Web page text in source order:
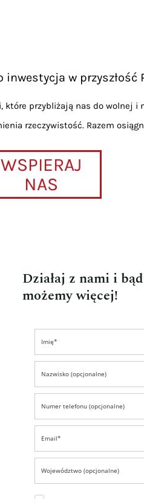
inwestycja w przyszłość
przybliżają nas do wolnej i
rzeczywistość. Razem
WSPIERAJ
NAS
Działaj z nami i
możemy więcej!